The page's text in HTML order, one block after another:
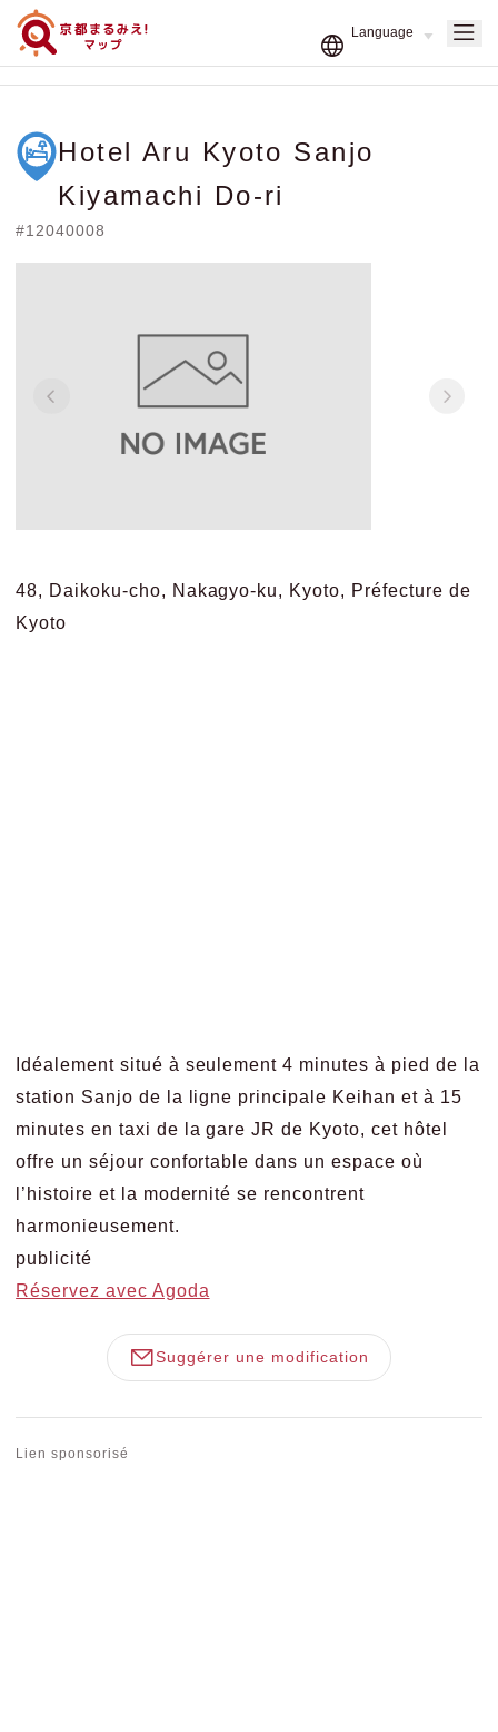
Hotel Aru Kyoto Sanjo
Kiyamachi Do-ri
#12040008
48, Daikoku-cho, Nakagyo-ku, Kyoto, Préfecture de
Kyoto
Idéalement situé à seulement 4 minutes à pied de la
station Sanjo de la ligne principale Keihan et à 15
minutes en taxi de la gare JR de Kyoto, cet hôtel
offre un séjour confortable dans un espace où
l’histoire et la modernité se rencontrent
harmonieusement.
publicité
Réservez avec Agoda
Suggérer une modification
Lien sponsorisé